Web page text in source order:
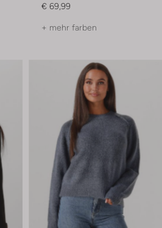
€ 69,99
+ mehr farben